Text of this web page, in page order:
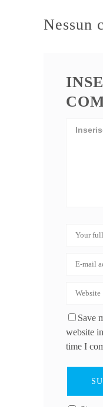
Nessun
Save
website
time I